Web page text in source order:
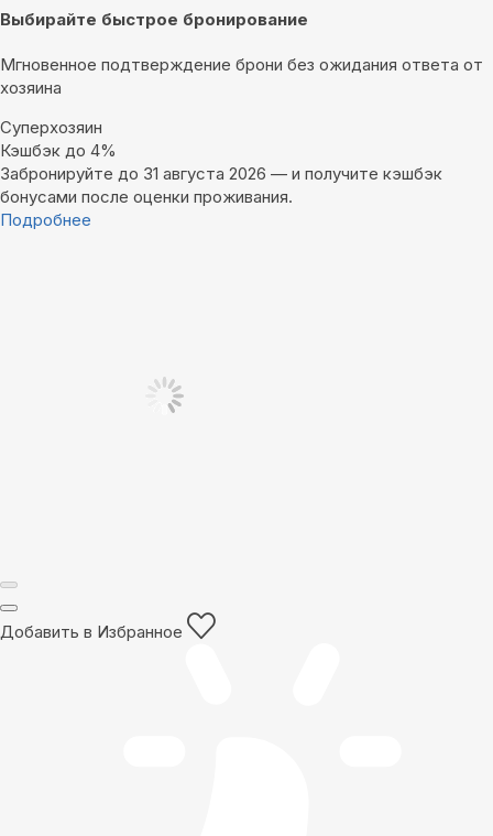
Выбирайте быстрое бронирование
Мгновенное подтверждение брони без ожидания ответа от
хозяина
Суперхозяин
Кэшбэк до 4%
Забронируйте до 31 августа 2026 — и получите кэшбэк
бонусами после оценки проживания.
Подробнее
Добавить в Избранное